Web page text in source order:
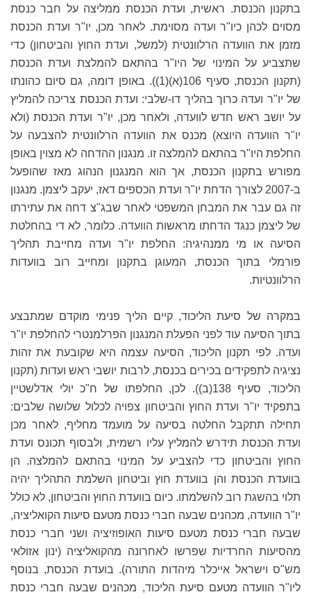
בתקנון הכנסת. ראשית, ועדת הכנסת ממליצה על חבר כנסת
מסוים לכהן כיו"ר ועדה מסוימת. לאחר מכן, יו"ר ועדת הכנסת
מזמן את הוועדה הרלוונטית (למשל, ועדת החוץ והביטחון) כדי
שתצביע על המינוי של היו"ר בהתאם להמלצת ועדת הכנסת
(תקנון הכנסת, סעיף 106(א)(1)). באופן דומה, גם סיום כהונתו
של יו"ר ועדה כרוך בהליך דו-שלבי: ועדת הכנסת צריכה להמליץ
על יושב ראש חדש לוועדה, ולאחר מכן, יו"ר ועדת הכנסת (ולא
יו"ר הוועדה היוצא) מכנס את הוועדה הרלוונטית להצבעה על
החלפת היו"ר בהתאם להמלצה זו. מנגנון ההדחה לא מצוין באופן
מפורש בתקנון הכנסת, אך הוא המנגנון הנהוג מאז שהופעל
ב-2007 לצורך הדחת יו"ר ועדת הכספים דאז, יעקב ליצמן. מנגנון
זה גם עבר את המבחן המשפטי לאחר שבג"צ דחה את עתירתו
של ליצמן כנגד הדחתו מראשות הוועדה. כלומר, לא די בהחלטת
הסיעה או מי ממנהיגיה: החלפת יו"ר ועדה מחייבת תהליך
פורמלי בתוך הכנסת, המעוגן בתקנון ומחייב רוב בוועדות
הרלוונטיות.
במקרה של סיעת הליכוד, קיים הליך פנימי מוקדם שמתבצע
בתוך הסיעה עוד לפני הפעלת המנגנון הפרלמנטרי להחלפת יו"ר
ועדה. לפי תקנון הליכוד, הסיעה עצמה היא שקובעת את זהות
נציגיה לתפקידים בכירים בכנסת, לרבות יושבי ראש ועדות (תקנון
הליכוד, סעיף 138(ב)). לכן, החלפתו של ח"כ יולי אדלשטיין
בתפקיד יו"ר ועדת החוץ והביטחון צפויה לכלול שלושה שלבים:
תחילה תתקבל החלטה בסיעה על מועמד מחליף, לאחר מכן
ועדת הכנסת תידרש להמליץ עליו רשמית, ולבסוף תכונס ועדת
החוץ והביטחון כדי להצביע על המינוי בהתאם להמלצה. הן
בוועדת הכנסת והן בוועדת חוץ וביטחון השלמת התהליך יהיה
תלוי בהשגת רוב להשלמתו. כיום בוועדת החוץ והביטחון, לא כולל
יו"ר הוועדה, מכהנים שבעה חברי כנסת מטעם סיעות הקואליציה,
שבעה חברי כנסת מטעם סיעות האופוזיציה ושני חברי כנסת
מהסיעות החרדיות שפרשו לאחרונה מהקואליציה (ינון אזולאי
מש"ס וישראל אייכלר מיהדות התורה). בועדת הכנסת, בנוסף
ליו"ר הוועדה מטעם סיעת הליכוד, מכהנים שבעה חברי כנסת